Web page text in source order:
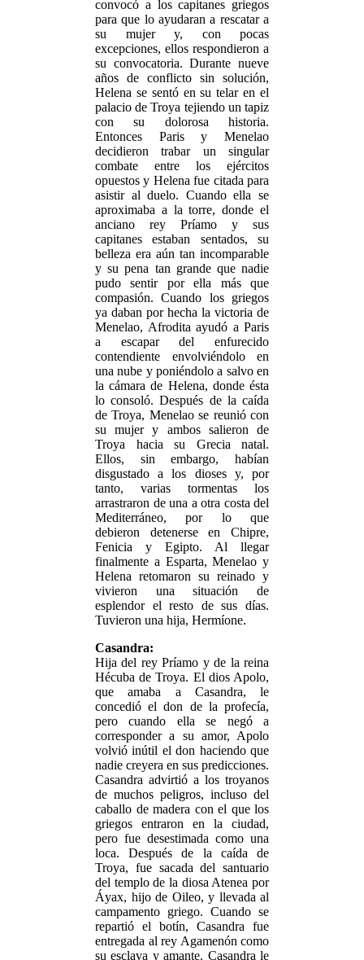
convocó a los capitanes griegos
para que lo ayudaran a rescatar a
su mujer y, con pocas
excepciones, ellos respondieron a
su convocatoria. Durante nueve
años de conflicto sin solución,
Helena se sentó en su telar en el
palacio de Troya tejiendo un tapiz
con su dolorosa historia.
Entonces Paris y Menelao
decidieron trabar un singular
combate entre los ejércitos
opuestos y Helena fue citada para
asistir al duelo. Cuando ella se
aproximaba a la torre, donde el
anciano rey Príamo y sus
capitanes estaban sentados, su
belleza era aún tan incomparable
y su pena tan grande que nadie
pudo sentir por ella más que
compasión. Cuando los griegos
ya daban por hecha la victoria de
Menelao, Afrodita ayudó a Paris
a escapar del enfurecido
contendiente envolviéndolo en
una nube y poniéndolo a salvo en
la cámara de Helena, donde ésta
lo consoló. Después de la caída
de Troya, Menelao se reunió con
su mujer y ambos salieron de
Troya hacia su Grecia natal.
Ellos, sin embargo, habían
disgustado a los dioses y, por
tanto, varias tormentas los
arrastraron de una a otra costa del
Mediterráneo, por lo que
debieron detenerse en Chipre,
Fenicia y Egipto. Al llegar
finalmente a Esparta, Menelao y
Helena retomaron su reinado y
vivieron una situación de
esplendor el resto de sus días.
Tuvieron una hija, Hermíone.
Casandra:
Hija del rey Príamo y de la reina
Hécuba de Troya. El dios Apolo,
que amaba a Casandra, le
concedió el don de la profecía,
pero cuando ella se negó a
corresponder a su amor, Apolo
volvió inútil el don haciendo que
nadie creyera en sus predicciones.
Casandra advirtió a los troyanos
de muchos peligros, incluso del
caballo de madera con el que los
griegos entraron en la ciudad,
pero fue desestimada como una
loca. Después de la caída de
Troya, fue sacada del santuario
del templo de la diosa Atenea por
Áyax, hijo de Oileo, y llevada al
campamento griego. Cuando se
repartió el botín, Casandra fue
entregada al rey Agamenón como
su esclava y amante. Casandra le